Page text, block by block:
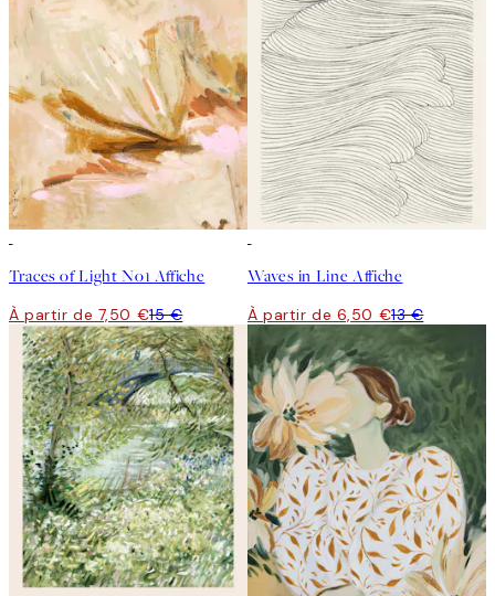
Traces of Light No1 Affiche
À partir de 7,50 €15 €
Waves in Line Affiche
À partir de 6,50 €13 €